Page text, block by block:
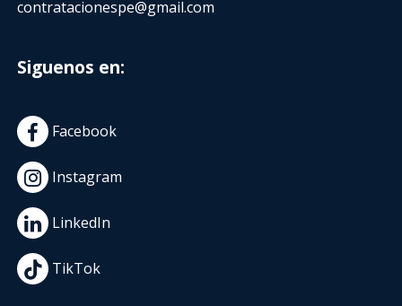
contratacionespe@gmail.com
Siguenos en:
Facebook
Instagram
LinkedIn
TikTok